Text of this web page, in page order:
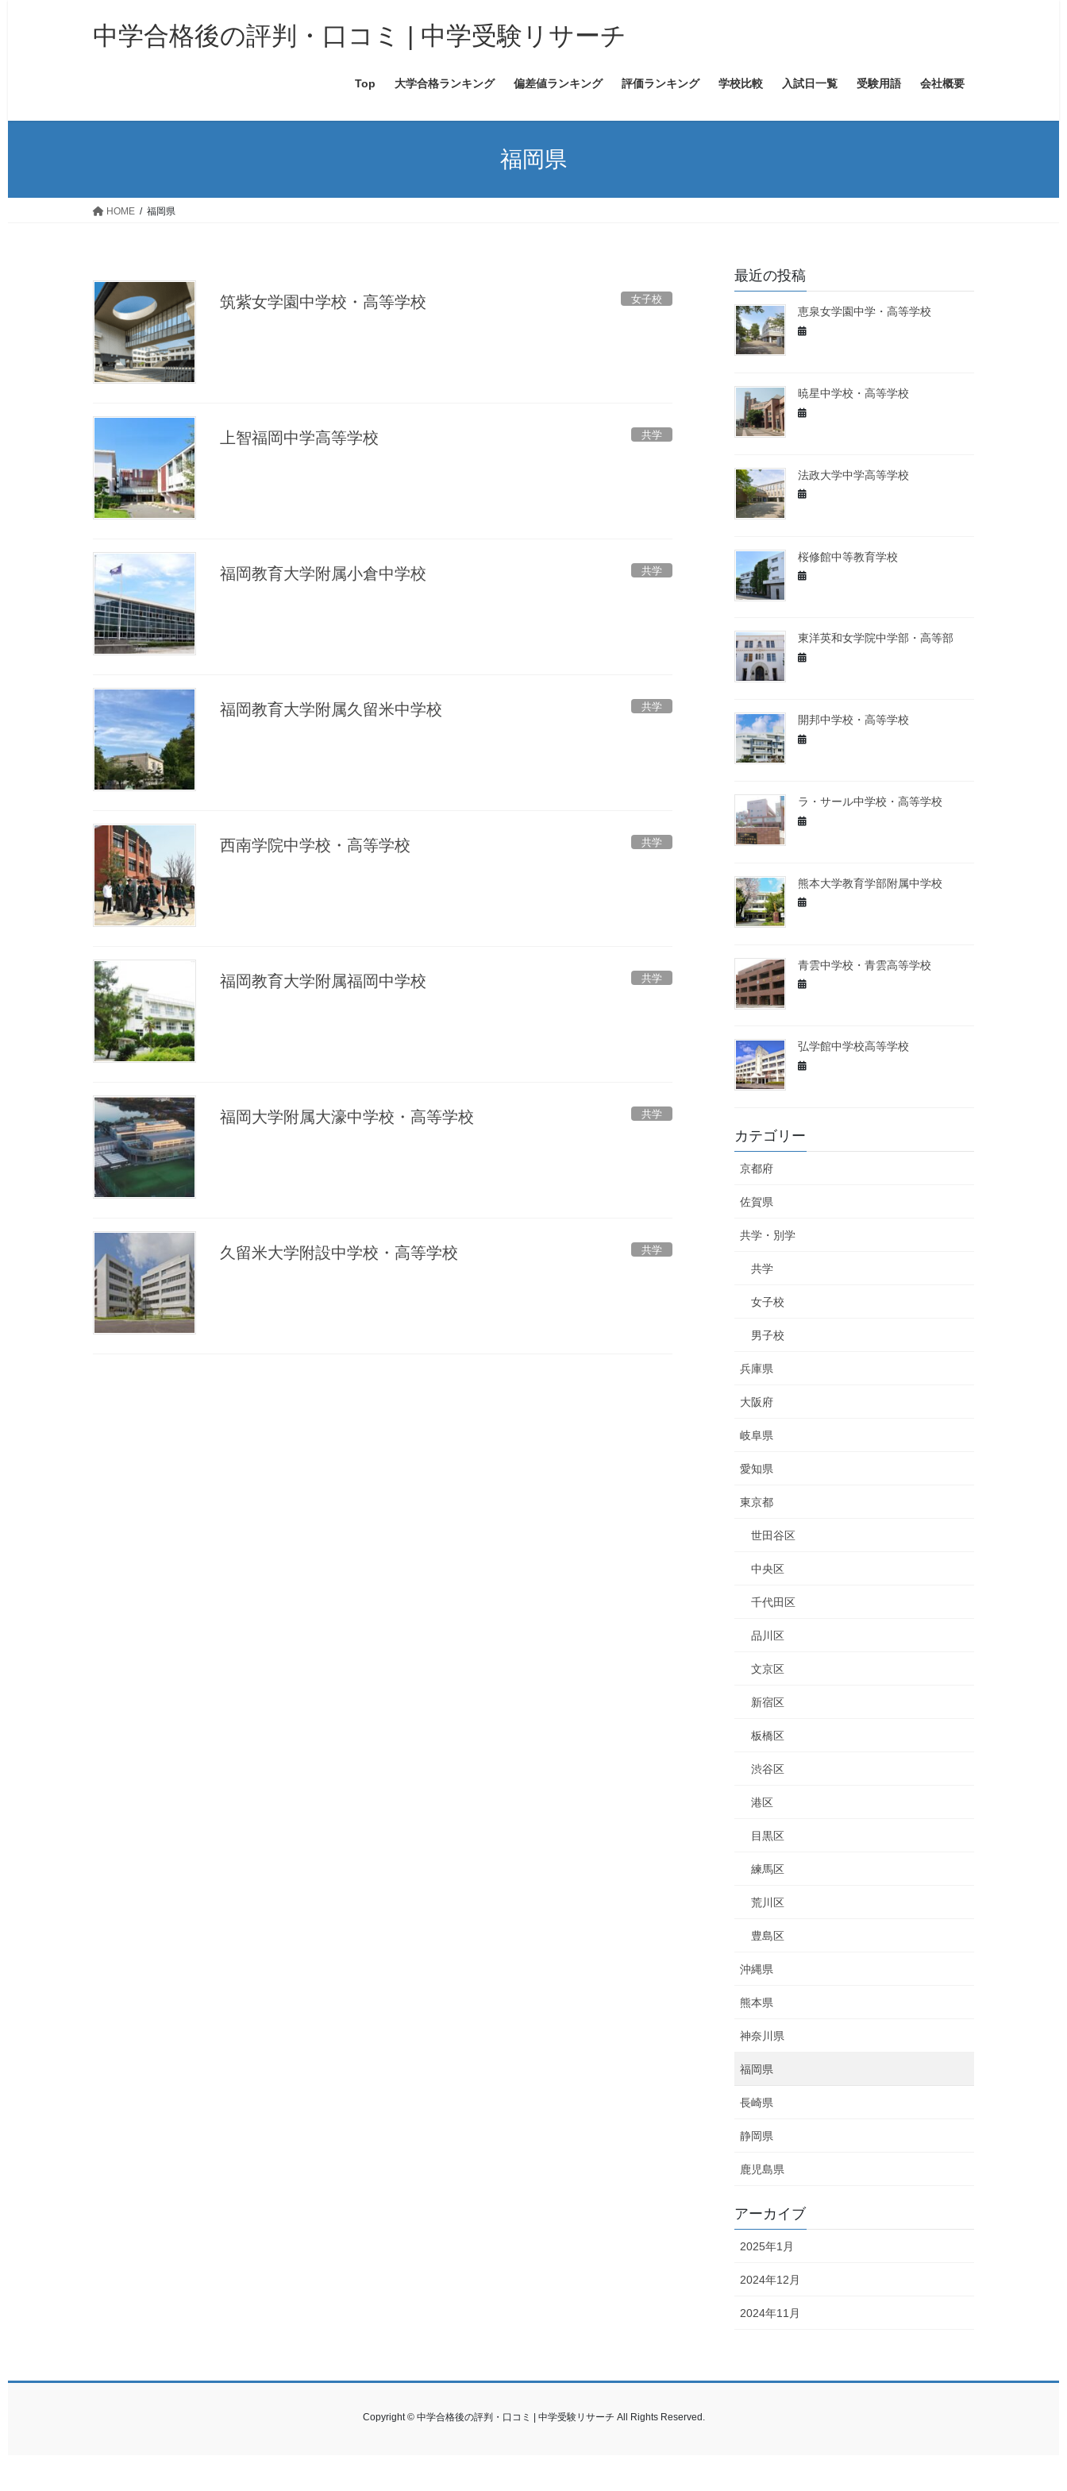
ス
ン
中学合格後の評判・口コミ | 中学受験リサーチ
Top 大学合格ランキング 偏差値ランキング 評価ランキング 学校比較 入試日一覧 受験用語 会社概要
福岡県
HOME 福岡県
女子校
筑紫女学園中学校・高等学校
共学
上智福岡中学高等学校
共学
福岡教育大学附属小倉中学校
共学
福岡教育大学附属久留米中学校
共学
西南学院中学校・高等学校
共学
福岡教育大学附属福岡中学校
共学
福岡大学附属大濠中学校・高等学校
共学
久留米大学附設中学校・高等学校
最近の投稿
恵泉女学園中学・高等学校
暁星中学校・高等学校
法政大学中学高等学校
桜修館中等教育学校
東洋英和女学院中学部・高等部
開邦中学校・高等学校
ラ・サール中学校・高等学校
熊本大学教育学部附属中学校
青雲中学校・青雲高等学校
弘学館中学校高等学校
カテゴリー
京都府
佐賀県
共学・別学
共学
女子校
男子校
兵庫県
大阪府
岐阜県
愛知県
東京都
世田谷区
中央区
千代田区
品川区
文京区
新宿区
板橋区
渋谷区
港区
目黒区
練馬区
荒川区
豊島区
沖縄県
熊本県
神奈川県
福岡県
長崎県
静岡県
鹿児島県
アーカイブ
2025年1月
2024年12月
2024年11月
Copyright © 中学合格後の評判・口コミ | 中学受験リサーチ All Rights Reserved.